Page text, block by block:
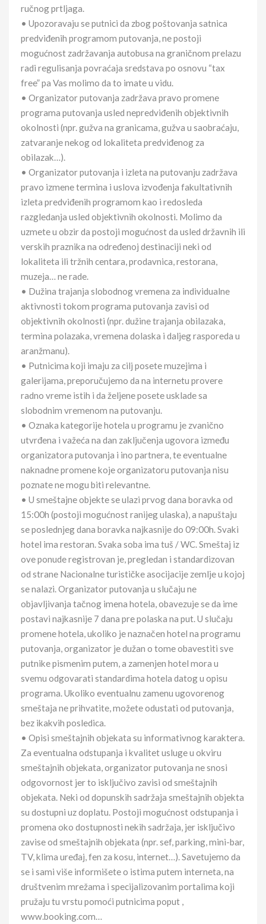
ručnog prtljaga.
• Upozoravaju se putnici da zbog poštovanja satnica
predviđenih programom putovanja, ne postoji
mogućnost zadržavanja autobusa na graničnom prelazu
radi regulisanja povraćaja sredstava po osnovu “tax
free” pa Vas molimo da to imate u vidu.
• Organizator putovanja zadržava pravo promene
programa putovanja usled nepredviđenih objektivnih
okolnosti (npr. gužva na granicama, gužva u saobraćaju,
zatvaranje nekog od lokaliteta predviđenog za
obilazak…).
• Organizator putovanja i izleta na putovanju zadržava
pravo izmene termina i uslova izvođenja fakultativnih
izleta predviđenih programom kao i redosleda
razgledanja usled objektivnih okolnosti. Molimo da
uzmete u obzir da postoji mogućnost da usled državnih ili
verskih praznika na određenoj destinaciji neki od
lokaliteta ili tržnih centara, prodavnica, restorana,
muzeja… ne rade.
• Dužina trajanja slobodnog vremena za individualne
aktivnosti tokom programa putovanja zavisi od
objektivnih okolnosti (npr. dužine trajanja obilazaka,
termina polazaka, vremena dolaska i daljeg rasporeda u
aranžmanu).
• Putnicima koji imaju za cilj posete muzejima i
galerijama, preporučujemo da na internetu provere
radno vreme istih i da željene posete usklade sa
slobodnim vremenom na putovanju.
• Oznaka kategorije hotela u programu je zvanično
utvrđena i važeća na dan zaključenja ugovora između
organizatora putovanja i ino partnera, te eventualne
naknadne promene koje organizatoru putovanja nisu
poznate ne mogu biti relevantne.
• U smeštajne objekte se ulazi prvog dana boravka od
15:00h (postoji mogućnost ranijeg ulaska), a napuštaju
se poslednjeg dana boravka najkasnije do 09:00h. Svaki
hotel ima restoran. Svaka soba ima tuš / WC. Smeštaj iz
ove ponude registrovan je, pregledan i standardizovan
od strane Nacionalne turističke asocijacije zemlje u kojoj
se nalazi. Organizator putovanja u slučaju ne
objavljivanja tačnog imena hotela, obavezuje se da ime
postavi najkasnije 7 dana pre polaska na put. U slučaju
promene hotela, ukoliko je naznačen hotel na programu
putovanja, organizator je dužan o tome obavestiti sve
putnike pismenim putem, a zamenjen hotel mora u
svemu odgovarati standardima hotela datog u opisu
programa. Ukoliko eventualnu zamenu ugovorenog
smeštaja ne prihvatite, možete odustati od putovanja,
bez ikakvih posledica.
• Opisi smeštajnih objekata su informativnog karaktera.
Za eventualna odstupanja i kvalitet usluge u okviru
smeštajnih objekata, organizator putovanja ne snosi
odgovornost jer to isključivo zavisi od smeštajnih
objekata. Neki od dopunskih sadržaja smeštajnih objekta
su dostupni uz doplatu. Postoji mogućnost odstupanja i
promena oko dostupnosti nekih sadržaja, jer isključivo
zavise od smeštajnih objekata (npr. sef, parking, mini-bar,
TV, klima uređaj, fen za kosu, internet…). Savetujemo da
se i sami više informišete o istima putem interneta, na
društvenim mrežama i specijalizovanim portalima koji
pružaju tu vrstu pomoći putnicima poput ,
www.booking.com…